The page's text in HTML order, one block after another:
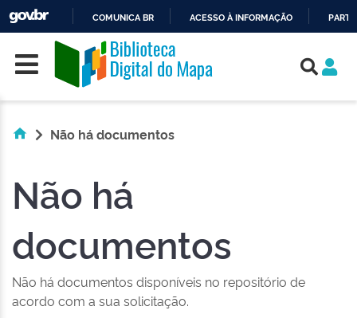
O
CONTEÚDO
COMUNICA BR ACESSO À INFORMAÇÃO
Skip navigation
Não há documentos
Não há
documentos
Não há documentos disponíveis no repositório de
acordo com a sua solicitação.